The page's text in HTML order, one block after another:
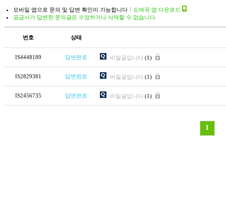
모바일 앱으로 문의 및 답변 확인이 가능합니다
도매꾹 앱 다운로드
공급사가 답변한 문의글은 수정하거나 삭제할 수 없습니다.
번호 상태
IS4448189 답변완료 비밀글입니다 (1)
IS2829381 답변완료 비밀글입니다 (1)
IS2456735 답변완료 비밀글입니다 (1)
1